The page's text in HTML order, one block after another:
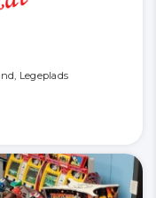
Legeplads